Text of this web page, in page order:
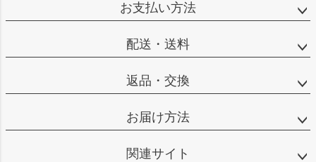
ップ
お支払い方法
配送・送料
返品・交換
お届け方法
関連サイト